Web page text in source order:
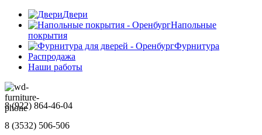
Двери
Напольные
покрытия
Фурнитура
Распродажа
Наши работы
8 (922) 864-46-04
8 (3532) 506-506